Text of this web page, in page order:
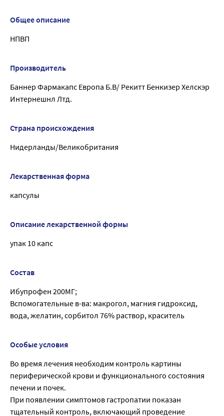
Общее описание
НПВП
Производитель
Баннер Фармакапс Европа Б.В/ Рекитт Бенкизер Хелскэр
Интернешнл Лтд.
Страна происхождения
Нидерланды/Великобритания
Лекарственная форма
капсулы
Описание лекарственной формы
упак 10 капс
Состав
Ибупрофен 200МГ;
Вспомогательные в-ва: макрогол, магния гидроксид,
вода, желатин, сорбитол 76% раствор, краситель
Особые условия
Во время лечения необходим контроль картины
периферической крови и функционального состояния
печени и почек.
При появлении симптомов гастропатии показан
тщательный контроль, включающий проведение